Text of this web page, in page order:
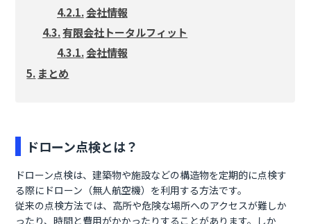
会社情報
有限会社トータルフィット
会社情報
まとめ
ドローン点検とは？
ドローン点検は、建築物や施設などの構造物を定期的に点検す
る際にドローン（無人航空機）を利用する方法です。
従来の点検方法では、高所や危険な場所へのアクセスが難しか
ったり、時間と費用がかかったりすることがあります。しか